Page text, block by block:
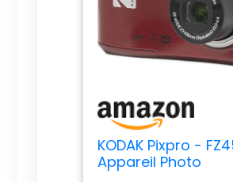
KODAK Pixpro -
Appareil Photo